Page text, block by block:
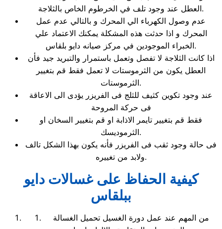
العطل عند وجود تلف في الخرطوم الخاص بالثلاجة.
عدم وصول الكهرباء الي المحرك و بالتالي عدم عمل
المحرك و اذا حدثت هذه المشكلة يمكنك الاعتماد علي
الخبراء الموجودين في مركز صيانه دايو بلقاس.
اذا كانت الثلاجة لا تفصل وتعمل باستمرار والتبريد جيد فأن
العطل يكون من الثرموستات لا تعمل فقط قم بتغيير
الثرموستات.
عند وجود تكوين كثيف للثلج فى الفريزر يؤدى الى الاعاقة
فى حركة المروحة
فقط قم بتغيير تايمر الاذابة او قم بتغيير السخان او
الثرموديسك.
فى حالة وجود ثقب فى الفريزر فأنه يكون بهذا الشكل تالف
ولابد من تغييره.
كيفية الحفاظ على غسالات دايو
ببلقاس
من المهم عند عمل دورة الغسيل تحميل الغسالة